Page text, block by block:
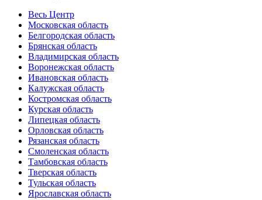
Весь Центр
Московская область
Белгородская область
Брянская область
Владимирская область
Воронежская область
Ивановская область
Калужская область
Костромская область
Курская область
Липецкая область
Орловская область
Рязанская область
Смоленская область
Тамбовская область
Тверская область
Тульская область
Ярославская область